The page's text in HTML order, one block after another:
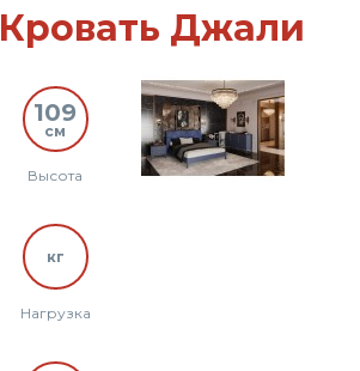
Кровать Джали
109
см
Высота
кг
Нагрузка